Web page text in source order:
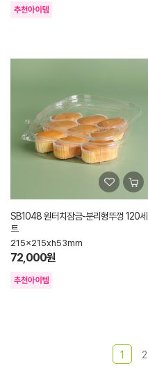
SB1048 원터치잠금-분리형뚜껑 120세
트
215x215xh53mm
72,000원
1 2